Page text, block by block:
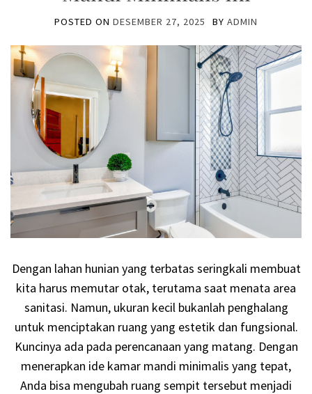
POSTED ON DESEMBER 27, 2025 BY ADMIN
Dengan lahan hunian yang terbatas seringkali membuat
kita harus memutar otak, terutama saat menata area
sanitasi. Namun, ukuran kecil bukanlah penghalang
untuk menciptakan ruang yang estetik dan fungsional.
Kuncinya ada pada perencanaan yang matang. Dengan
menerapkan ide kamar mandi minimalis yang tepat,
Anda bisa mengubah ruang sempit tersebut menjadi